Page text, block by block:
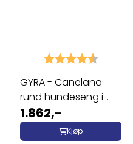
Karakter: 4.7 av
GYRA - Canelana
rund hundeseng i
100% ull
1.862,-
Kjøp